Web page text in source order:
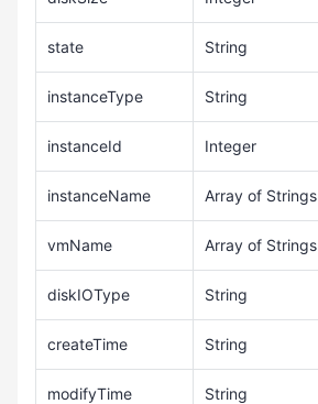
state String
instanceType String
instanceId Integer
instanceName Array of Strings
vmName Array of Strings
diskIOType String
createTime String
modifyTime String